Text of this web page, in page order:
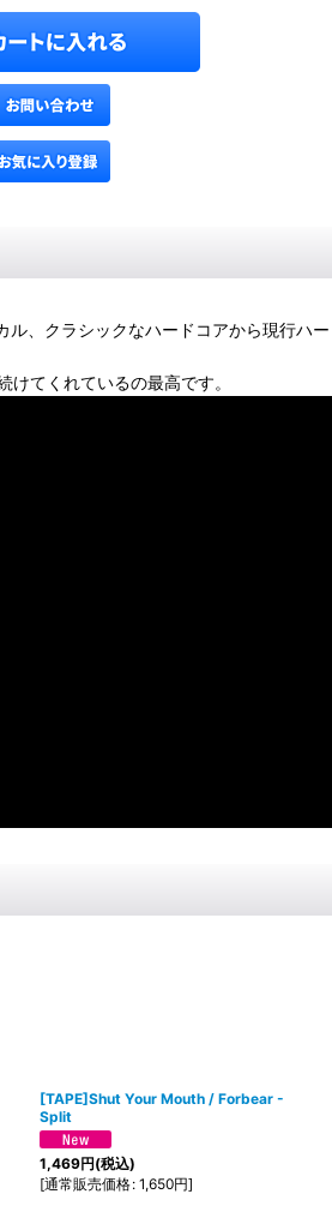
、クラシックなハードコアから現行ハ
てくれているの最高です。
[TAPE]Shut Your Mouth / Forbear -
Split
1,469円(税込)
[通常販売価格: 1,650円]